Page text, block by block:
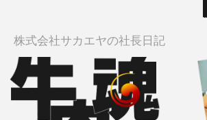
株式会社サカエヤの社長日記